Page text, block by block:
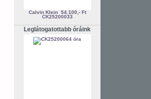
Calvin Klein 54.100,- Ft
CK25200033
Leglátogatottabb óráink